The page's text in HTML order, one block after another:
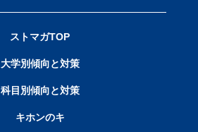
ストマガTOP
大学別傾向と対策
科目別傾向と対策
キホンのキ